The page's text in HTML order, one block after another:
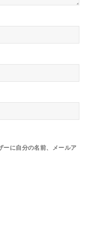
ーに自分の名前、メールア